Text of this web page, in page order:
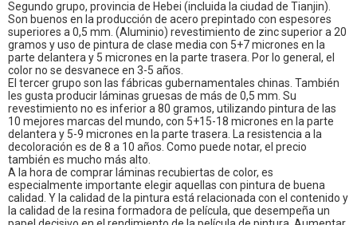
Segundo grupo, provincia de Hebei (incluida la ciudad de Tianjin).
Son buenos en la producción de acero prepintado con espesores
superiores a 0,5 mm. (Aluminio) revestimiento de zinc superior a 20
gramos y uso de pintura de clase media con 5+7 micrones en la
parte delantera y 5 micrones en la parte trasera. Por lo general, el
color no se desvanece en 3-5 años.
El tercer grupo son las fábricas gubernamentales chinas. También
les gusta producir láminas gruesas de más de 0,5 mm. Su
revestimiento no es inferior a 80 gramos, utilizando pintura de las
10 mejores marcas del mundo, con 5+15-18 micrones en la parte
delantera y 5-9 micrones en la parte trasera. La resistencia a la
decoloración es de 8 a 10 años. Como puede notar, el precio
también es mucho más alto.
A la hora de comprar láminas recubiertas de color, es
especialmente importante elegir aquellas con pintura de buena
calidad. Y la calidad de la pintura está relacionada con el contenido y
la calidad de la resina formadora de película, que desempeña un